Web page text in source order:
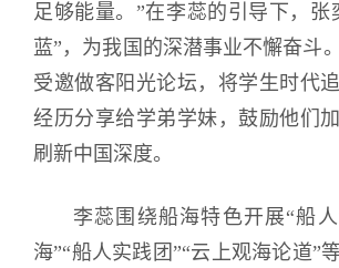
足够能量。”在李蕊的引导下，张
蓝”，为我国的深潜事业不懈奋斗
受邀做客阳光论坛，将学生时代
经历分享给学弟学妹，鼓励他们
刷新中国深度。
李蕊围绕船海特色开展“船
海”“船人实践团”“云上观海论道”